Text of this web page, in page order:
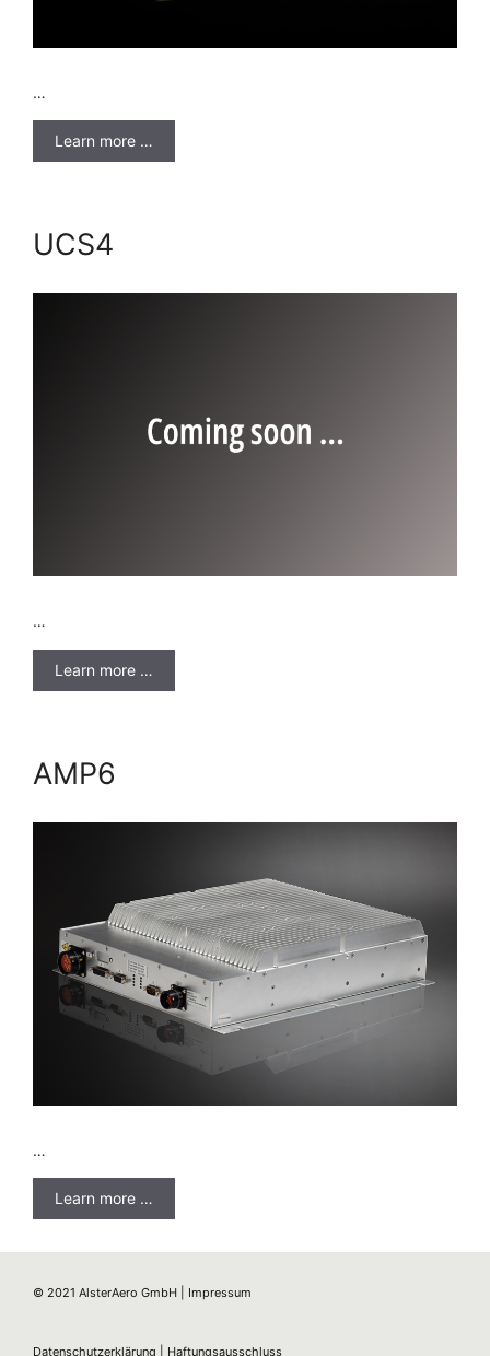
…
Learn more …
UCS4
…
Learn more …
AMP6
…
Learn more …
© 2021 AlsterAero GmbH | Impressum
Datenschutzerklärung Haftungsausschluss